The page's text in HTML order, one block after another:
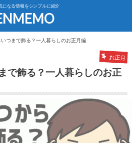
になる情報をシンプルに紹介
つまで飾る？一人暮らしのお正月編
お正月
で飾る？一人暮らしのお正